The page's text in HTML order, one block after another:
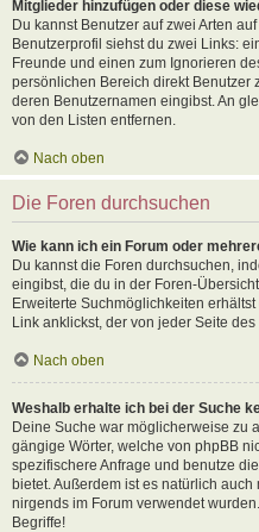
Mitglieder hinzufügen oder diese
Du kannst Benutzer auf zwei Arten
Benutzerprofil siehst du zwei Links:
Freunde und einen zum Ignorieren
persönlichen Bereich direkt Benutzer
deren Benutzernamen eingibst. An
von den Listen entfernen.
Nach oben
Die Foren durchsuchen
Wie kann ich ein Forum oder
Du kannst die Foren durchsuchen,
eingibst, die du in der Foren-
Erweiterte Suchmöglichkeiten
Link anklickst, der von jeder Seite des
Nach oben
Weshalb erhalte ich bei der Suche
Deine Suche war möglicherweise zu
gängige Wörter, welche von phpBB
spezifischere Anfrage und benutze
bietet. Außerdem ist es natürlich
nirgends im Forum verwendet
Begriffe!